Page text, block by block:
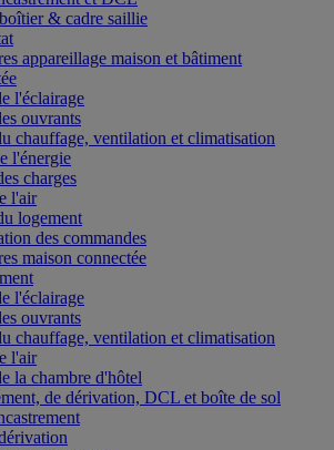
& cadre saillie
appareillage maison et bâtiment
l'éclairage
ouvrants
chauffage, ventilation et climatisation
l'énergie
charges
l'air
logement
des commandes
maison connectée
l'éclairage
ouvrants
chauffage, ventilation et climatisation
l'air
la chambre d'hôtel
de dérivation, DCL et boîte de sol